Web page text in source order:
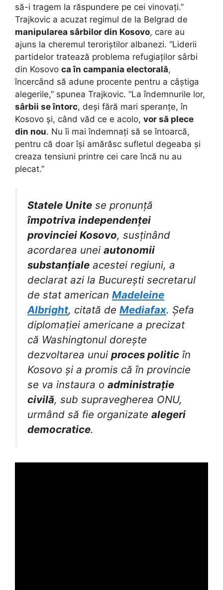
să-i tragem la răspundere pe cei vinovați.”
Trajkovic a acuzat regimul de la Belgrad de
manipularea sârbilor din Kosovo, care au
ajuns la cheremul teroriștilor albanezi. “Liderii
partidelor tratează problema refugiaților sârbi
din Kosovo ca în campania electorală,
încercând să adune procente pentru a câștiga
alegerile,” spunea Trajkovic. “La îndemnurile lor,
sârbii se întorc, deși fără mari speranțe, în
Kosovo și, când văd ce e acolo, vor să plece
din nou. Nu îi mai îndemnați să se întoarcă,
pentru că doar își amărăsc sufletul degeaba și
creaza tensiuni printre cei care încă nu au
plecat.”
Statele Unite se pronunță
împotriva independenței
provinciei Kosovo, susținând
acordarea unei autonomii
substanțiale acestei regiuni, a
declarat azi la București secretarul
de stat american Madeleine
Albright, citată de Mediafax. Șefa
diplomației americane a precizat
că Washingtonul dorește
dezvoltarea unui proces politic în
Kosovo și a promis că în provincie
se va instaura o administrație
civilă, sub supravegherea ONU,
urmând să fie organizate alegeri
democratice.